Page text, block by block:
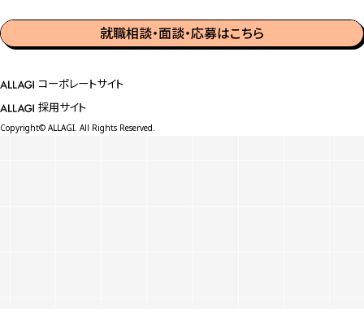
就職相談・面談・応募はこちら
コーポレートサイト
採用サイト
Copyright© ALLAGI. All Rights Reserved.